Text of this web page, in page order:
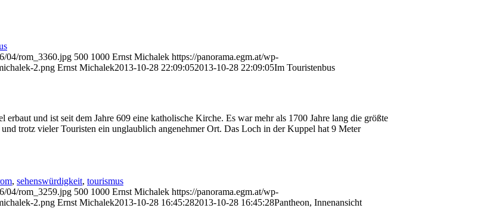
04/rom_3360.jpg 500 1000 Ernst Michalek https://panorama.egm.at/wp-
2.png Ernst Michalek2013-10-28 22:09:052013-10-28 22:09:05Im Touristenbus
erbaut und ist seit dem Jahre 609 eine katholische Kirche. Es war mehr als 1700 Jahre lang die größte
trotz vieler Touristen ein unglaublich angenehmer Ort. Das Loch in der Kuppel hat 9 Meter
, sehenswürdigkeit, tourismus
04/rom_3259.jpg 500 1000 Ernst Michalek https://panorama.egm.at/wp-
2.png Ernst Michalek2013-10-28 16:45:282013-10-28 16:45:28Pantheon, Innenansicht